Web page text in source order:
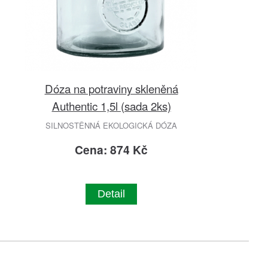
Dóza na potraviny skleněná
Authentic 1,5l (sada 2ks)
SILNOSTĚNNÁ EKOLOGICKÁ DÓZA
Cena: 874 Kč
Detail